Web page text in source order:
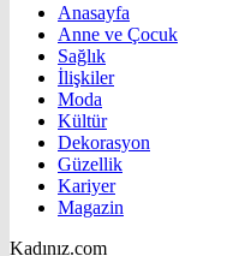
Anasayfa
Anne ve Çocuk
Sağlık
İlişkiler
Moda
Kültür
Dekorasyon
Güzellik
Kariyer
Magazin
Kadınız.com